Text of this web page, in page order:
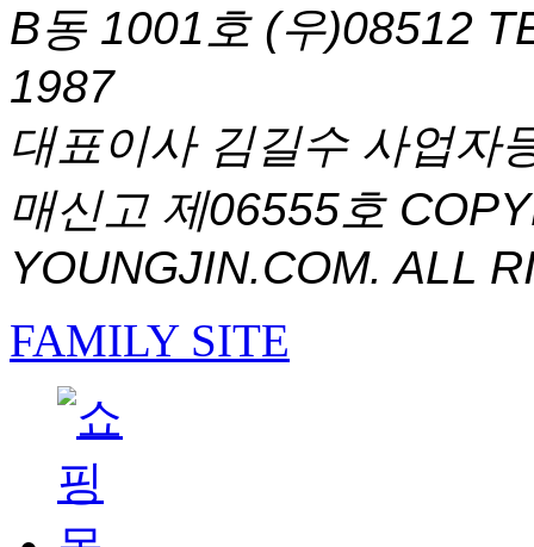
B동 1001호 (우)08512
1987
대표이사 김길수 사업자
매신고 제06555호
YOUNGJIN.COM. ALL
FAMILY SITE